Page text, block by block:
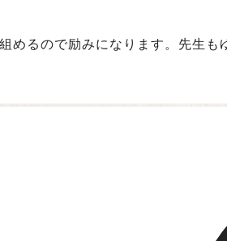
めるので励みになります。先生